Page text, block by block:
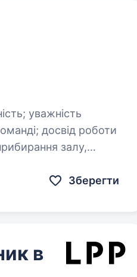
перевагою, але не є обов’язковим. Обов’язки: прибирання залу,…
Зберегти
в